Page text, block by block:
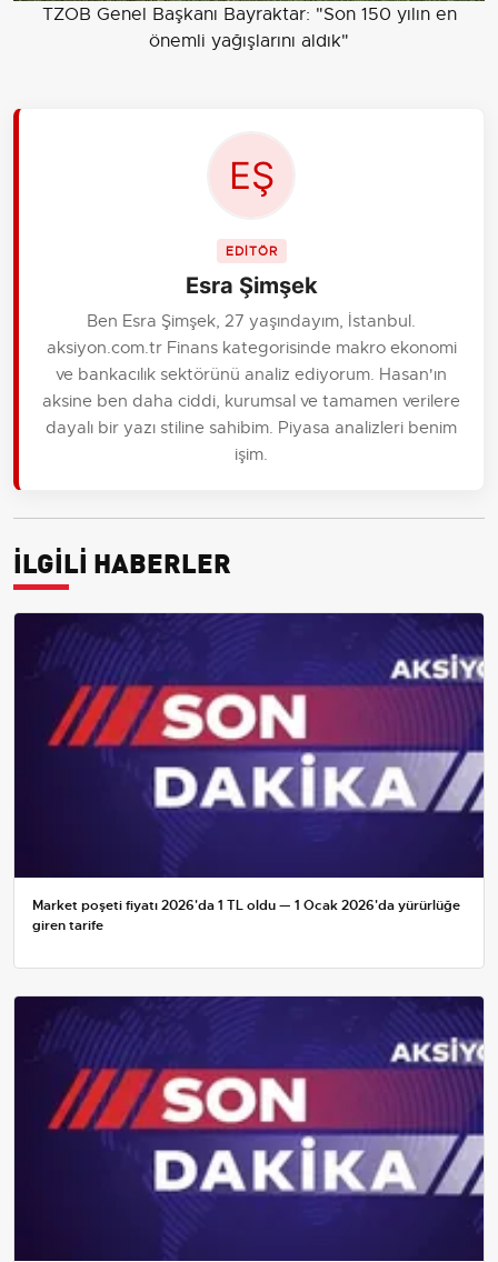
TZOB Genel Başkanı Bayraktar: "Son 150 yılın en
önemli yağışlarını aldık"
EDİTÖR
Esra Şimşek
Ben Esra Şimşek, 27 yaşındayım, İstanbul.
aksiyon.com.tr Finans kategorisinde makro ekonomi
ve bankacılık sektörünü analiz ediyorum. Hasan'ın
aksine ben daha ciddi, kurumsal ve tamamen verilere
dayalı bir yazı stiline sahibim. Piyasa analizleri benim
işim.
İLGİLİ HABERLER
Market poşeti fiyatı 2026'da 1 TL oldu — 1 Ocak 2026'da yürürlüğe
giren tarife